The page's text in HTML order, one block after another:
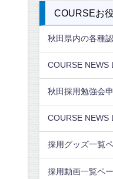
COURSEお
秋田県内の各種
COURSE NEWS
秋田採用勉強会
COURSE NEWS
採用グッズ一覧
採用動画一覧ペ